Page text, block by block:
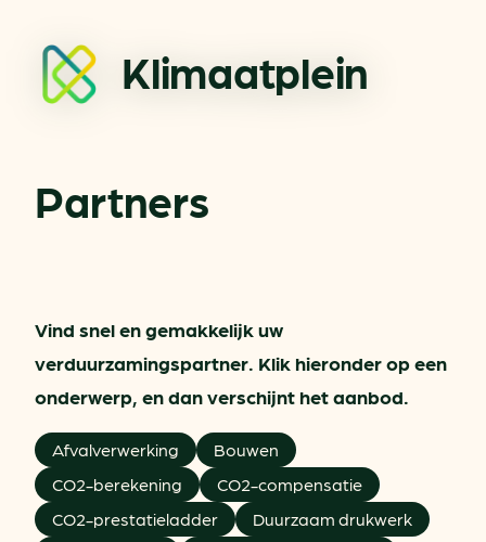
Klimaatplein
Partners
Vind snel en gemakkelijk uw
verduurzamingspartner. Klik hieronder op een
onderwerp, en dan verschijnt het aanbod.
Afvalverwerking
Bouwen
CO2-berekening
CO2-compensatie
CO2-prestatieladder
Duurzaam drukwerk